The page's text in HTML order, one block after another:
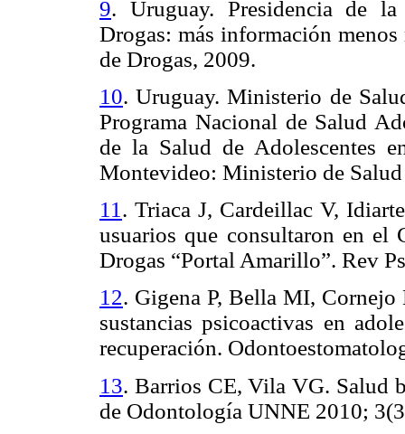
9. Uruguay. Presidencia de
Drogas: más información
de Drogas, 2009.
10.Uruguay. Ministerio de
Programa Nacional de Salud
de la Salud de Adolescentes
Montevideo: Ministerio de
11 . Triaca J, Cardeillac V,
usuarios que consultaron en el
Drogas “Portal Amarillo”. Rev
12. Gigena P, Bella MI,
sustancias psicoactivas en
recuperación.
13. Barrios CE, Vila VG. Salud
de Odontología UNNE 2010;